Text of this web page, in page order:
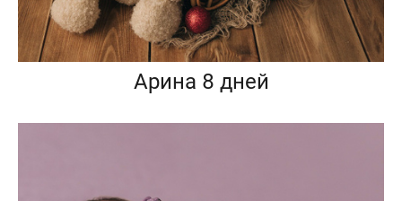
Арина 8 дней